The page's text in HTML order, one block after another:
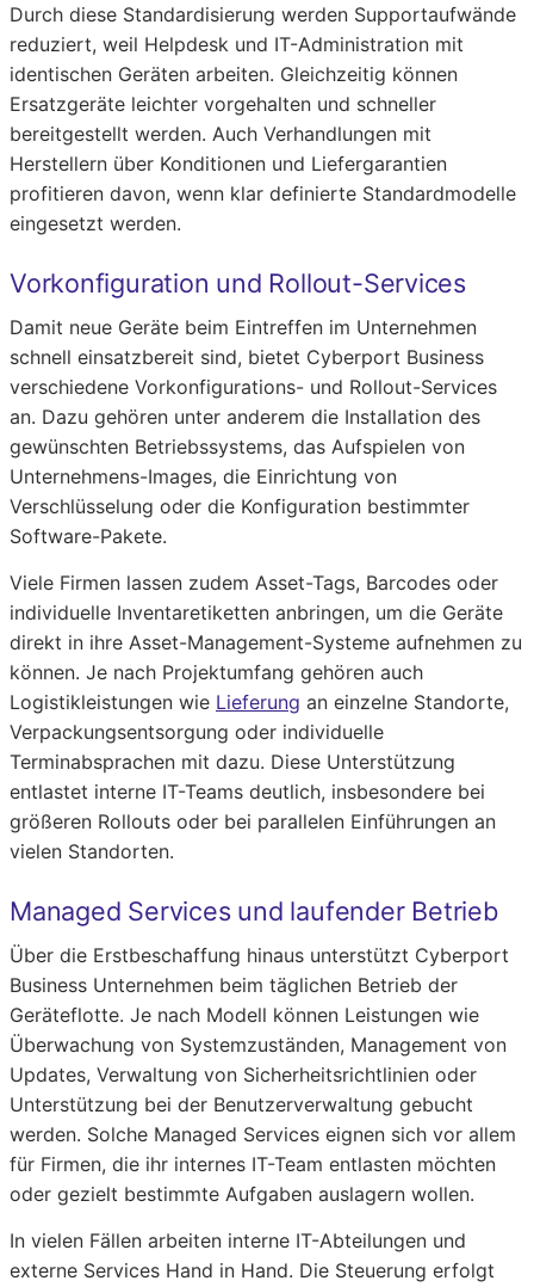
Durch diese Standardisierung werden Supportaufwände
reduziert, weil Helpdesk und IT-Administration mit
identischen Geräten arbeiten. Gleichzeitig können
Ersatzgeräte leichter vorgehalten und schneller
bereitgestellt werden. Auch Verhandlungen mit
Herstellern über Konditionen und Liefergarantien
profitieren davon, wenn klar definierte Standardmodelle
eingesetzt werden.
Vorkonfiguration und Rollout-Services
Damit neue Geräte beim Eintreffen im Unternehmen
schnell einsatzbereit sind, bietet Cyberport Business
verschiedene Vorkonfigurations- und Rollout-Services
an. Dazu gehören unter anderem die Installation des
gewünschten Betriebssystems, das Aufspielen von
Unternehmens-Images, die Einrichtung von
Verschlüsselung oder die Konfiguration bestimmter
Software-Pakete.
Viele Firmen lassen zudem Asset-Tags, Barcodes oder
individuelle Inventaretiketten anbringen, um die Geräte
direkt in ihre Asset-Management-Systeme aufnehmen zu
können. Je nach Projektumfang gehören auch
Logistikleistungen wie Lieferung an einzelne Standorte,
Verpackungsentsorgung oder individuelle
Terminabsprachen mit dazu. Diese Unterstützung
entlastet interne IT-Teams deutlich, insbesondere bei
größeren Rollouts oder bei parallelen Einführungen an
vielen Standorten.
Managed Services und laufender Betrieb
Über die Erstbeschaffung hinaus unterstützt Cyberport
Business Unternehmen beim täglichen Betrieb der
Geräteflotte. Je nach Modell können Leistungen wie
Überwachung von Systemzuständen, Management von
Updates, Verwaltung von Sicherheitsrichtlinien oder
Unterstützung bei der Benutzerverwaltung gebucht
werden. Solche Managed Services eignen sich vor allem
für Firmen, die ihr internes IT-Team entlasten möchten
oder gezielt bestimmte Aufgaben auslagern wollen.
In vielen Fällen arbeiten interne IT-Abteilungen und
externe Services Hand in Hand. Die Steuerung erfolgt